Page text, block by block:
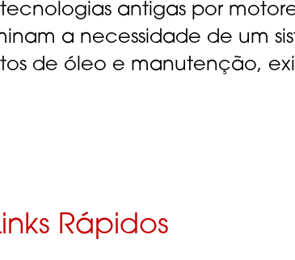
antigas por
a necessidade de um
de óleo e manutenção,
Rápidos